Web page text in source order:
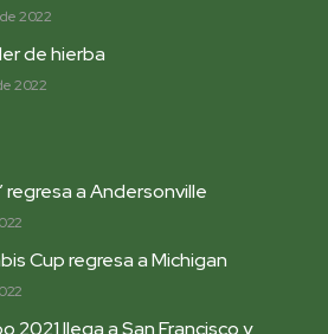
2022
de hierba
2022
regresa a Andersonville
Cup regresa a Michigan